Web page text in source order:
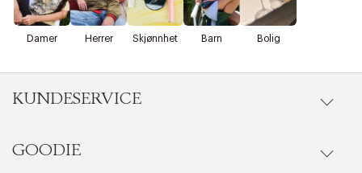
Damer Herrer Skjønnhet Barn Bolig
KUNDESERVICE
Gå til kundeservice
GOODIE